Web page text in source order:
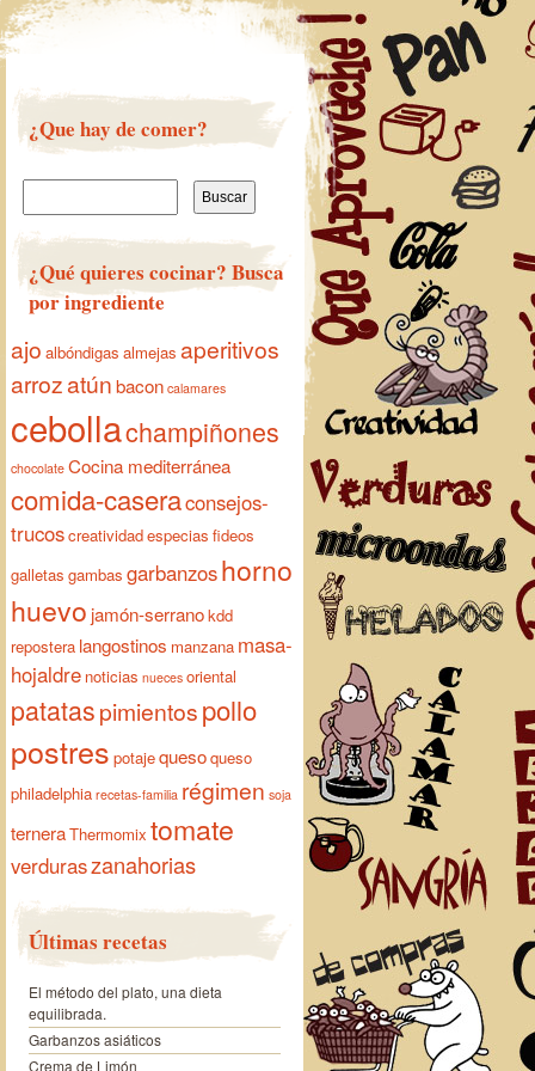
¿Que hay de comer?
Buscar:
¿Qué quieres cocinar? Busca
por ingrediente
ajo albóndigas almejas aperitivos
arrozatúnbacon calamares
cebollachampiñones
chocolate Cocina mediterránea
comida-caseraconsejos-
trucoscreatividadespecias fideos
galletas gambas garbanzoshorno
huevo jamón-serranokdd
repostera langostinos manzana masa-
hojaldre noticias nueces oriental
patataspimientospollo
postres potajequesoqueso
philadelphia recetas-familia régimen soja
terneraThermomix tomate
verduraszanahorias
Últimas recetas
El método del plato, una dieta
equilibrada.
Garbanzos asiáticos
Crema de Limón